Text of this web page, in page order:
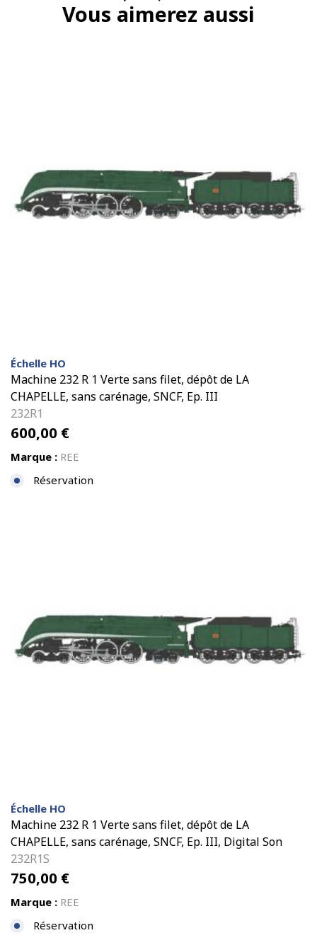
Vous aimerez aussi
Échelle HO
Machine 232 R 1 Verte sans filet, dépôt de LA
CHAPELLE, sans carénage, SNCF, Ep. III
232R1
600,00 €
Marque : REE
Réservation
Échelle HO
Machine 232 R 1 Verte sans filet, dépôt de LA
CHAPELLE, sans carénage, SNCF, Ep. III, Digital Son
232R1S
750,00 €
Marque : REE
Réservation